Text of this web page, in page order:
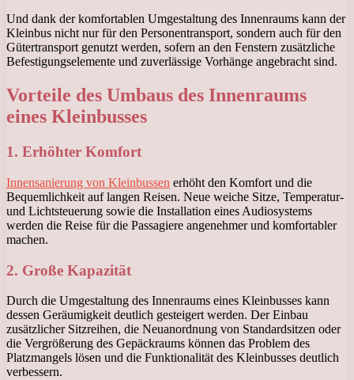
Und dank der komfortablen Umgestaltung des Innenraums kann der
Kleinbus nicht nur für den Personentransport, sondern auch für den
Gütertransport genutzt werden, sofern an den Fenstern zusätzliche
Befestigungselemente und zuverlässige Vorhänge angebracht sind.
Vorteile des Umbaus des Innenraums
eines Kleinbusses
1. Erhöhter Komfort
Innensanierung von Kleinbussen erhöht den Komfort und die
Bequemlichkeit auf langen Reisen. Neue weiche Sitze, Temperatur-
und Lichtsteuerung sowie die Installation eines Audiosystems
werden die Reise für die Passagiere angenehmer und komfortabler
machen.
2. Große Kapazität
Durch die Umgestaltung des Innenraums eines Kleinbusses kann
dessen Geräumigkeit deutlich gesteigert werden. Der Einbau
zusätzlicher Sitzreihen, die Neuanordnung von Standardsitzen oder
die Vergrößerung des Gepäckraums können das Problem des
Platzmangels lösen und die Funktionalität des Kleinbusses deutlich
verbessern.